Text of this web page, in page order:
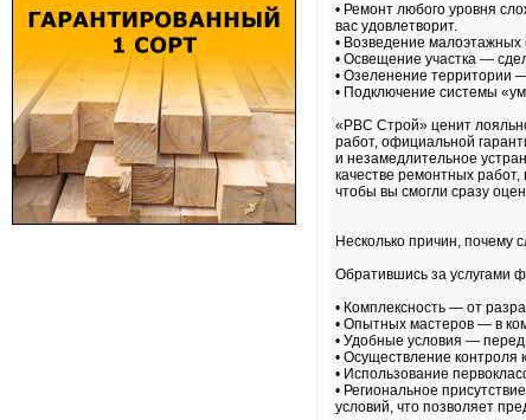
• Ремонт любого уровня
вас удовлетворит.
• Возведение
• Освещение участка —
• Озеленение территории —
• Подключение системы
«РВС Строй» ценит
работ, официальной
и незамедлительное
качестве ремонтных
чтобы вы смогли сразу
Несколько причин, почему
Обратившись за услугами
• Комплексность — от
• Опытных мастеров — в
• Удобные условия — перед
• Осуществление контроля
• Использование
• Региональное
условий, что позволяет